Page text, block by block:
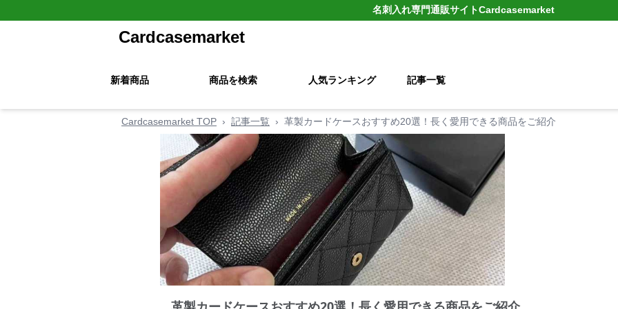
名刺入れ専門通販サイトCardcasemarket
Cardcasemarket
新着商品 商品を検索 人気ランキング 記事一覧
Cardcasemarket TOP › 記事一覧 › 革製カードケースおすすめ20選！長く愛用できる商品をご紹介